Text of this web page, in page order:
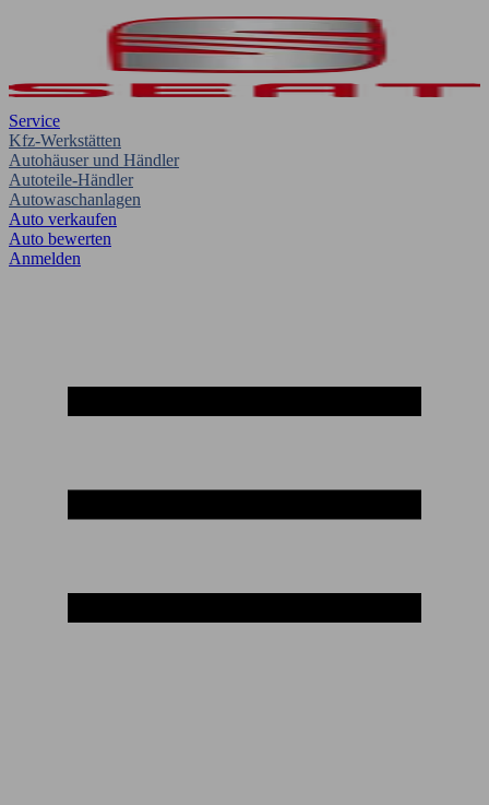
Service
Kfz-Werkstätten
Autohäuser und Händler
Autoteile-Händler
Autowaschanlagen
Auto verkaufen
Auto bewerten
Anmelden